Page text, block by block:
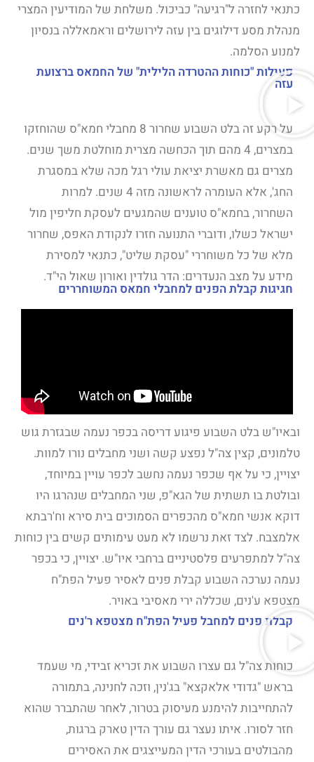
כתנאי לחזרה ל"רגיעה" כביכול. משלחת של המודיעין המצרי
מנהלת מסע דילוגים בין עזה לירושלים וראמאללה בנסיון
למנוע הסלמה.
פעילות "כוחות ההטרדה הלילית" של החמאס ברצועת
עזה
על רקע זה בלט השבוע שחרור 8 מחבלי חמא"ס שהוחזקו
במצרים, 4 מהם תוך הכחשה מצרית מוחלטת משך שנים.
מצרים גם מאשרת יציאת עולי רגל מכה שלא במסגרת
החג', אלא העומרה לראשונה מזה 4 שנים. למרות
השחרור, בחמא"ס טוענים שהמגעים לעסקת חליפין מול
ישראל כשלו, ודוברי התנועה חזרו לנקודת האפס, שחרור
מלא של כל משוחררי "עסקת שליט", כתנאי למסירת
מידע על מצב הנעדרים: הדר גולדין ואורון שאול הי"ד.
חגיגות קבלת הפנים למחבלי חמאס המשוחררים
ובאיו"ש בלט השבוע פיגוע דריסה בכפר נעמה שבגזרת גוש
טלמונים, קצין צה"ל נפצע קשה ושני מחבלים נורו למוות.
יצויין, כי על אף שכפר נעמה נחשב לכפר עויין במיוחד,
ובולטת בו תשתית של הגא"פ, שני המחבלים שנהרגו היו
דוקא אנשי חמא"ס מהכפרים הסמוכים בית סירא וח'רבתא
אלמצבח. לצד זאת נרשמו לא מעט עימותים קשים בין כוחות
צה"ל למתפרעים פלסטיניים ברחבי איו"ש. יצויין, כי בכפר
נעמה נערכה השבוע קבלת פנים לאסיר פעיל הפת"ח
מצטפא ע'נים, שכללה ירי מאסיבי באויר.
קבלת פנים למחבל פעיל הפת"ח מצטפא ר'נים
כוחות צה"ל גם עצרו השבוע את זכריא זבידי, מי שעמד
בראש "גדודי אלאקצא" בג'נין, וזכה לחנינה, בתמורה
להתחייבות להימנע מעיסוק בטרור, לאחר שהתברר שהוא
חזר לסורו. איתו נעצר גם עורך הדין טארק ברגות,
מהבולטים בעורכי הדין המעייצגים את האסירים